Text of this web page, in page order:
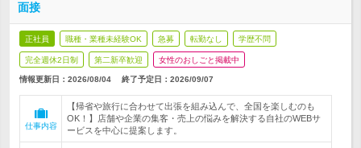
面接
正社員 職種・業種未経験OK 急募 転勤なし 学歴不問
完全週休2日制 第二新卒歓迎 女性のおしごと掲載中
情報更新日：2026/08/04 終了予定日： 2026/09/07
仕事内容
【帰省や旅行に合わせて出張を組み込んで、全国を楽しむのも
OK！】店舗や企業の集客・売上の悩みを解決する自社のWEBサ
ービスを中心に提案します。